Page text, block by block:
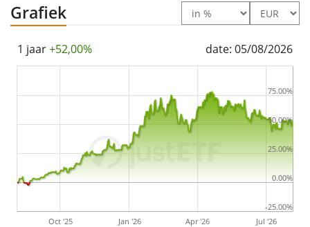
producten, diensten, onderzoek en ontwikkeling,
investeringen in joint ventures en geassocieerde
deelnemingen van overige activiteiten. Het bedrijf werd
opgericht op 1 juni 1942 en het hoofdkantoor is
Grafiek
1 jaar+52,00% date: 05/08/2026
Oct '25 Jan '26 Apr '26 Jul '26
-25.00%
0.00%
25.00%
50.00%
75.00%